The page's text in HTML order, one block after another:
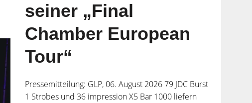
seiner „Final
Chamber European
Tour“
Pressemitteilung: GLP, 06. August 2026 79 JDC Burst
1 Strobes und 36 impression X5 Bar 1000 liefern